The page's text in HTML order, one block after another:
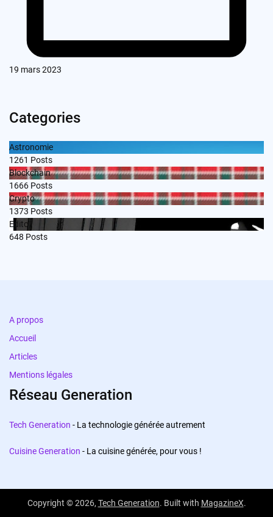
19 mars 2023
Categories
Astronomie
1261 Posts
Blockchain
1666 Posts
Crypto
1373 Posts
Edito
648 Posts
A propos
Accueil
Articles
Mentions légales
Réseau Generation
Tech Generation - La technologie générée autrement
Cuisine Generation - La cuisine générée, pour vous !
Copyright © 2026, Tech Generation. Built with MagazineX.